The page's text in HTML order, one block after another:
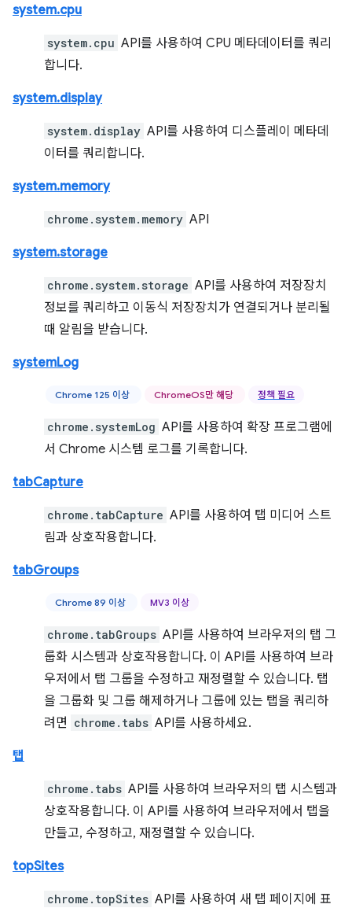
system.cpu
system.cpu API를 사용하여 CPU 메타데이터를 쿼리
합니다.
system.display
system.display API를 사용하여 디스플레이 메타데
이터를 쿼리합니다.
system.memory
chrome.system.memory API
system.storage
chrome.system.storage API를 사용하여 저장장치
정보를 쿼리하고 이동식 저장장치가 연결되거나 분리될
때 알림을 받습니다.
systemLog
Chrome 125 이상 ChromeOS만 해당 정책 필요
chrome.systemLog API를 사용하여 확장 프로그램에
서 Chrome 시스템 로그를 기록합니다.
tabCapture
chrome.tabCapture API를 사용하여 탭 미디어 스트
림과 상호작용합니다.
tabGroups
Chrome 89 이상 MV3 이상
chrome.tabGroups API를 사용하여 브라우저의 탭 그
룹화 시스템과 상호작용합니다. 이 API를 사용하여 브라
우저에서 탭 그룹을 수정하고 재정렬할 수 있습니다. 탭
을 그룹화 및 그룹 해제하거나 그룹에 있는 탭을 쿼리하
려면 chrome.tabs API를 사용하세요.
탭
chrome.tabs API를 사용하여 브라우저의 탭 시스템과
상호작용합니다. 이 API를 사용하여 브라우저에서 탭을
만들고, 수정하고, 재정렬할 수 있습니다.
topSites
chrome.topSites API를 사용하여 새 탭 페이지에 표